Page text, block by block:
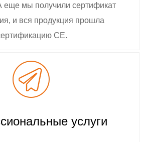
еще мы получили сертификат
и вся продукция прошла
CE.
услуги